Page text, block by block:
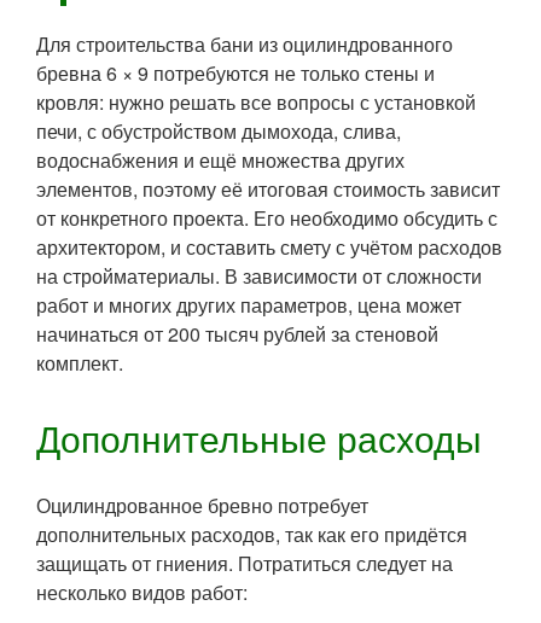
Для строительства бани из оцилиндрованного
бревна 6 × 9 потребуются не только стены и
кровля: нужно решать все вопросы с установкой
печи, с обустройством дымохода, слива,
водоснабжения и ещё множества других
элементов, поэтому её итоговая стоимость зависит
от конкретного проекта. Его необходимо обсудить с
архитектором, и составить смету с учётом расходов
на стройматериалы. В зависимости от сложности
работ и многих других параметров, цена может
начинаться от 200 тысяч рублей за стеновой
комплект.
Дополнительные расходы
Оцилиндрованное бревно потребует
дополнительных расходов, так как его придётся
защищать от гниения. Потратиться следует на
несколько видов работ: